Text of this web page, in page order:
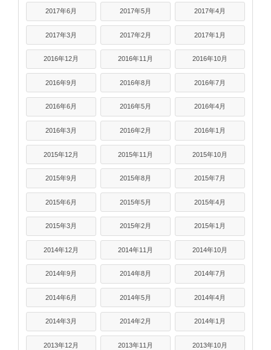
2017年6月 2017年5月 2017年4月
2017年3月 2017年2月 2017年1月
2016年12月 2016年11月 2016年10月
2016年9月 2016年8月 2016年7月
2016年6月 2016年5月 2016年4月
2016年3月 2016年2月 2016年1月
2015年12月 2015年11月 2015年10月
2015年9月 2015年8月 2015年7月
2015年6月 2015年5月 2015年4月
2015年3月 2015年2月 2015年1月
2014年12月 2014年11月 2014年10月
2014年9月 2014年8月 2014年7月
2014年6月 2014年5月 2014年4月
2014年3月 2014年2月 2014年1月
2013年12月 2013年11月 2013年10月